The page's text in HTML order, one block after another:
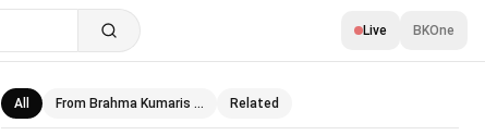
Live BKOne
All From Brahma Kumaris … Related